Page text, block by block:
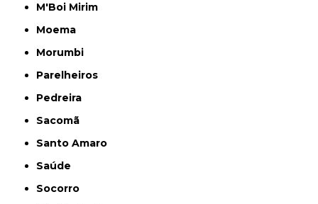
M'Boi Mirim
Moema
Morumbi
Parelheiros
Pedreira
Sacomã
Santo Amaro
Saúde
Socorro